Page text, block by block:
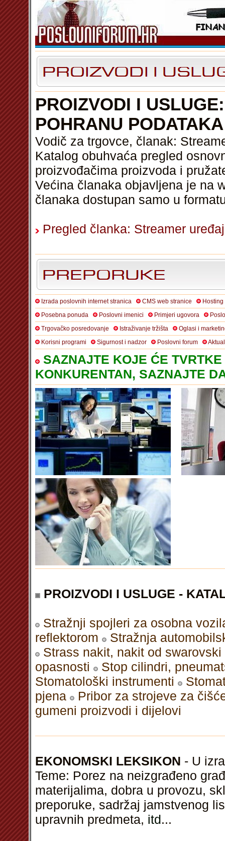
PROIZVODI I
POHRANU PODATAKA
Vodič za trgovce, članak:
Katalog obuhvaća pregled
proizvođačima proizvoda i
Većina članaka objavljena je na
članaka dostupan samo u
Pregled članka: Streamer
Izrada poslovnih internet stranica CMS web stranice
Posebna ponuda
Poslovni imenici Primjeri ugovora
Trgovačko posredovanje
Istraživanje tržišta
Oglasi i
Korisni programi
Sigurnost i nadzor Poslovni forum
SAZNAJTE KOJE ĆE
KONKURENTAN, SAZNAJTE
PROIZVODI I USLUGE -
Stražnji spojleri za osobna
reflektorom
Stražnja
Strass nakit, nakit od
opasnosti
Stop cilindri,
Stomatološki instrumenti
pjena
Pribor za strojeve za
gumeni proizvodi i dijelovi
EKONOMSKI LEKSIKON - U
Teme: Porez na neizgrađeno
materijalima, dobra u provozu,
preporuke, sadržaj jamstvenog
upravnih predmeta, itd...